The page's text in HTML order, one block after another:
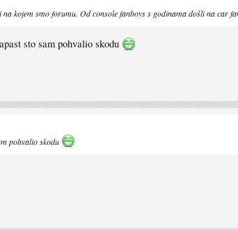
kojem smo forumu. Od console fanboys s godinama došli na car
sto sam pohvalio skodu
pohvalio skodu